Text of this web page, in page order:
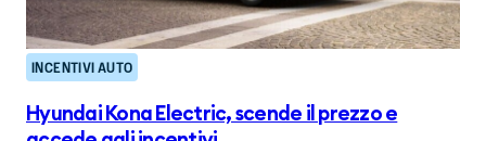
INCENTIVI AUTO
Hyundai Kona Electric, scende il prezzo e